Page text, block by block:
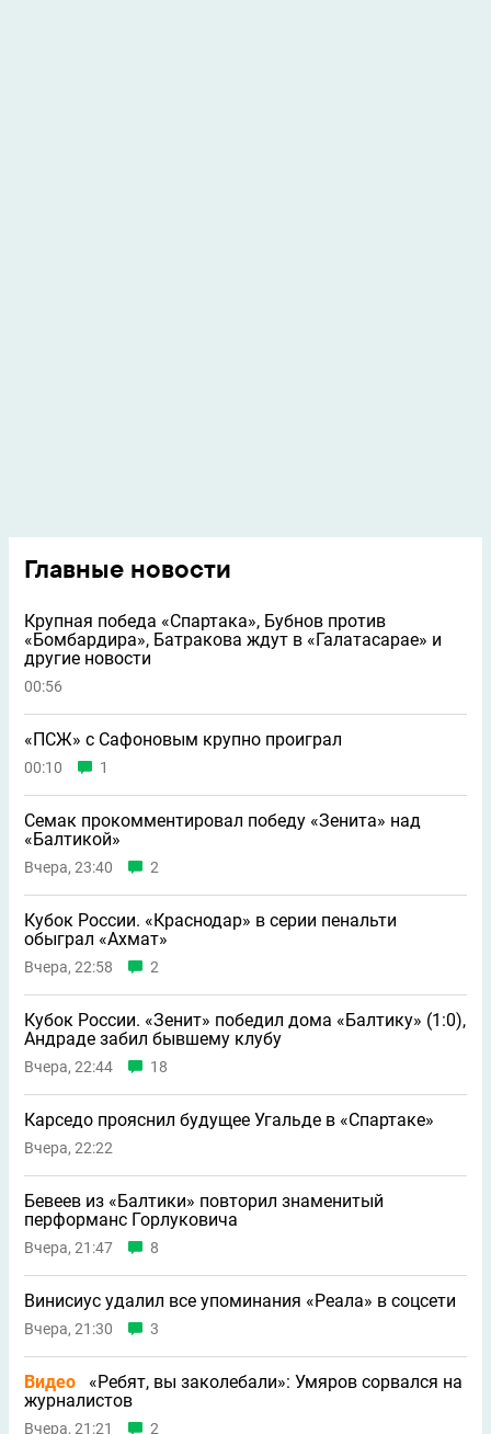
Главные новости
Крупная победа «Спартака», Бубнов против
«Бомбардира», Батракова ждут в «Галатасарае» и
другие новости
00:56
«ПСЖ» с Сафоновым крупно проиграл
00:10 1
Семак прокомментировал победу «Зенита» над
«Балтикой»
Вчера, 23:40 2
Кубок России. «Краснодар» в серии пенальти
обыграл «Ахмат»
Вчера, 22:58 2
Кубок России. «Зенит» победил дома «Балтику» (1:0),
Андраде забил бывшему клубу
Вчера, 22:44 18
Карседо прояснил будущее Угальде в «Спартаке»
Вчера, 22:22
Бевеев из «Балтики» повторил знаменитый
перформанс Горлуковича
Вчера, 21:47 8
Винисиус удалил все упоминания «Реала» в соцсети
Вчера, 21:30 3
Видео
«Ребят, вы заколебали»: Умяров сорвался на
журналистов
Вчера, 21:21 2